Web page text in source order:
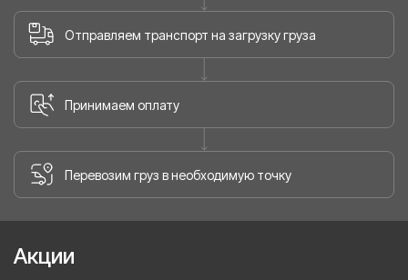
Отправляем транспорт на загрузку груза
Принимаем оплату
Перевозим груз в необходимую точку
Акции